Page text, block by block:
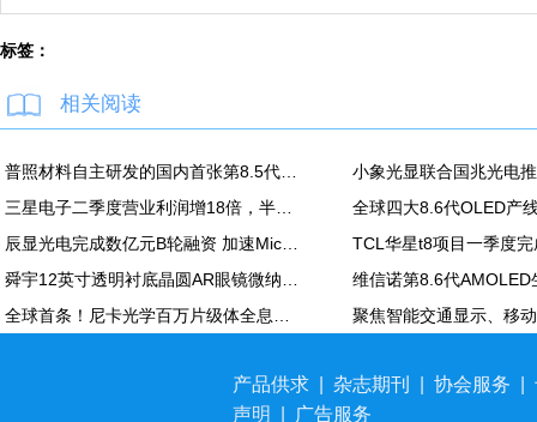
标签：
相关阅读
全球四大8.6代OLED产
TCL华星t8项目一季度
产品供求 杂志期刊 协会服务
声明
广告服务